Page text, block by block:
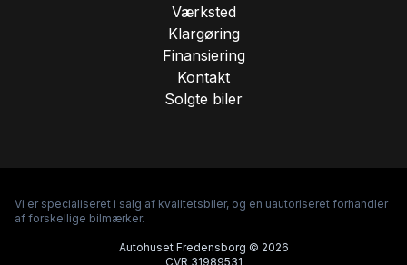
Værksted
Klargøring
Finansiering
Kontakt
Solgte biler
Vi er specialiseret i salg af kvalitetsbiler, og en uautoriseret forhandler
af forskellige bilmærker.
Autohuset Fredensborg © 2026
CVR 31989531